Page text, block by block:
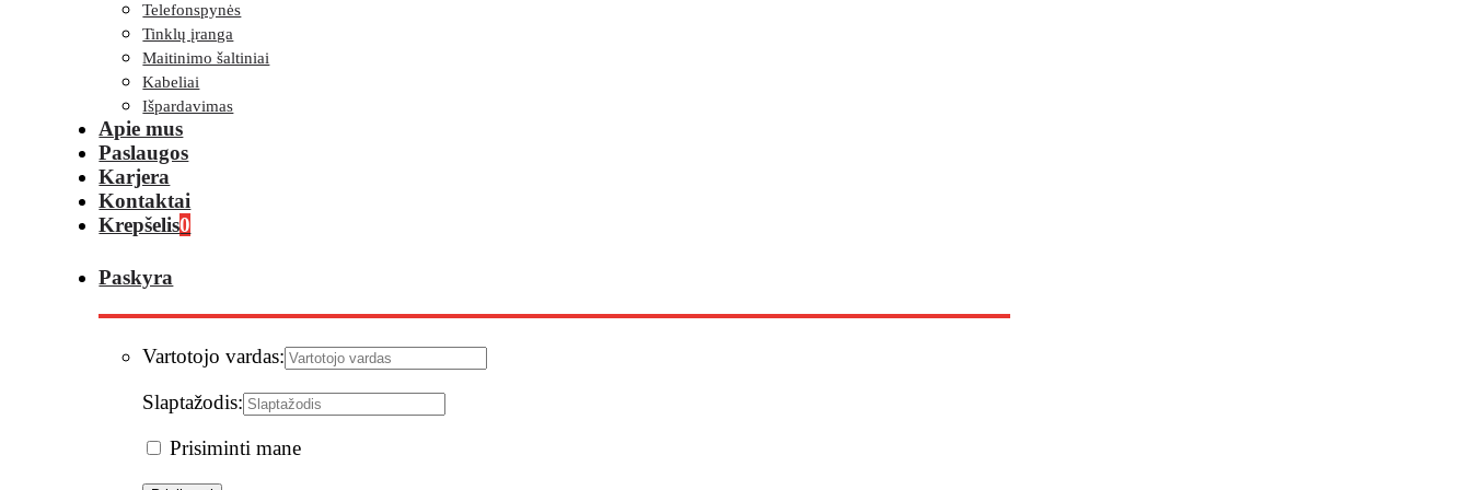
Telefonspynės
Tinklų įranga
Maitinimo šaltiniai
Kabeliai
Išpardavimas
Apie mus
Paslaugos
Karjera
Kontaktai
Krepšelis0
Paskyra
Vartotojo vardas:
Slaptažodis:
Prisiminti mane